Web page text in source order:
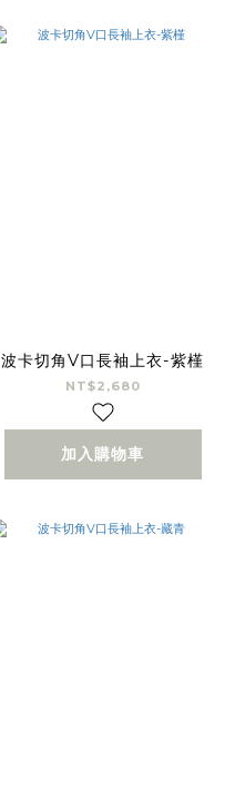
波卡切角V口長袖上衣-紫槿
NT$2,680
加入購物車